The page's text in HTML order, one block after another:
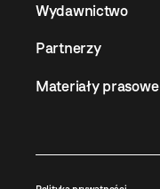
Wydawnictwo
Partnerzy
Materiały prasowe